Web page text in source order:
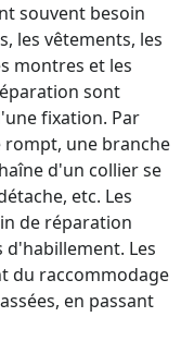
souvent besoin
les vêtements, les
montres et les
sont
fixation. Par
rompt, une branche
d'un collier se
etc. Les
de réparation
Les
du raccommodage
en passant